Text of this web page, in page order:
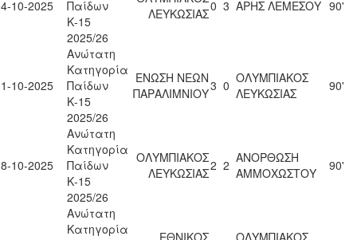
10-2025
Παίδων
Κ-15
2025/26
ΛΕΥΚΩΣΙΑΣ0 3 ΑΡΗΣ ΛΕΜΕΣΟΥ 90'
10-2025
Ανώτατη
Κατηγορία
Παίδων
Κ-15
2025/26
ΕΝΩΣΗ ΝΕΩΝ
ΠΑΡΑΛΙΜΝΙΟΥ3 0 ΟΛΥΜΠΙΑΚΟΣ
ΛΕΥΚΩΣΙΑΣ
90'
10-2025
Ανώτατη
Κατηγορία
Παίδων
Κ-15
2025/26
ΟΛΥΜΠΙΑΚΟΣ
ΛΕΥΚΩΣΙΑΣ2 2 ΑΝΟΡΘΩΣΗ
ΑΜΜΟΧΩΣΤΟΥ
90'
Ανώτατη
Κατηγορία